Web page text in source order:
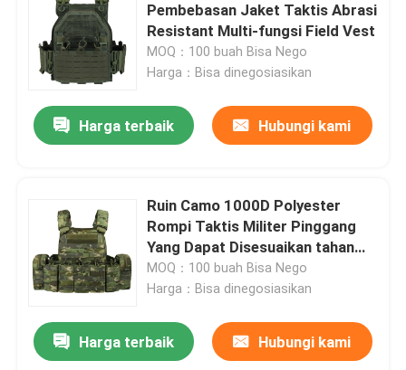
Pembebasan Jaket Taktis Abrasi
Resistant Multi-fungsi Field Vest
MOQ：100 buah Bisa Nego
Harga：Bisa dinegosiasikan
Harga terbaik Hubungi kami
Ruin Camo 1000D Polyester
Rompi Taktis Militer Pinggang
Yang Dapat Disesuaikan tahan
aus
MOQ：100 buah Bisa Nego
Harga：Bisa dinegosiasikan
Harga terbaik Hubungi kami